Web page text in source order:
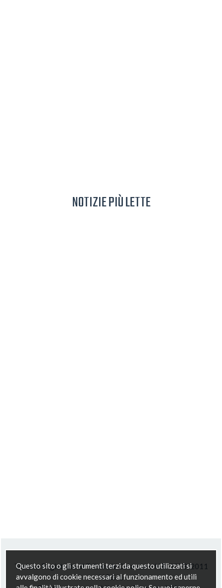
NOTIZIE PIÙ LETTE
Testata Registrata al Tribunale Catanzaro N.R. 1078/2011
N.R.S. 1
Questo sito o gli strumenti terzi da questo utilizzati si
avvalgono di cookie necessari al funzionamento ed utili